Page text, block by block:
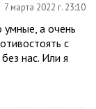
7 марта 2022 г. 23:10
а очень
с
нас. Или я